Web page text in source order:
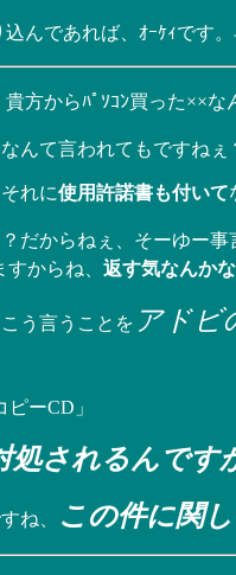
んであれば、ｵｰｹｨです
方からﾊﾟｿｺﾝ買った××な
んて言われてもですねぇ
れに使用許諾書も付いて
だからねぇ、そーゆー
からね、 返す気なんか
う言うことを アドビ
ーCD」
処されるんです
ね、 この件に関